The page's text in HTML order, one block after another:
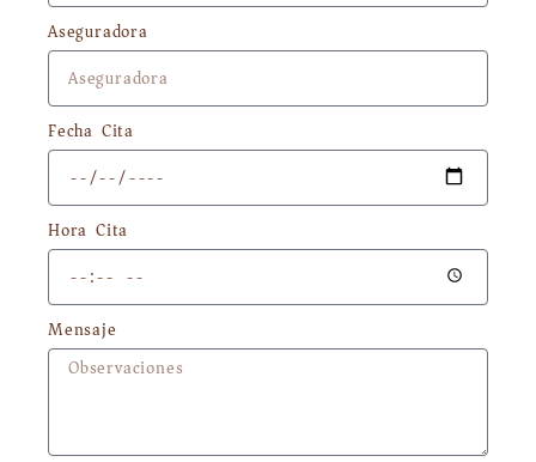
Aseguradora
Fecha Cita
Hora Cita
Mensaje